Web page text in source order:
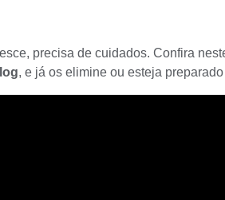
precisa de cuidados. Confira
, e já os elimine ou esteja preparado